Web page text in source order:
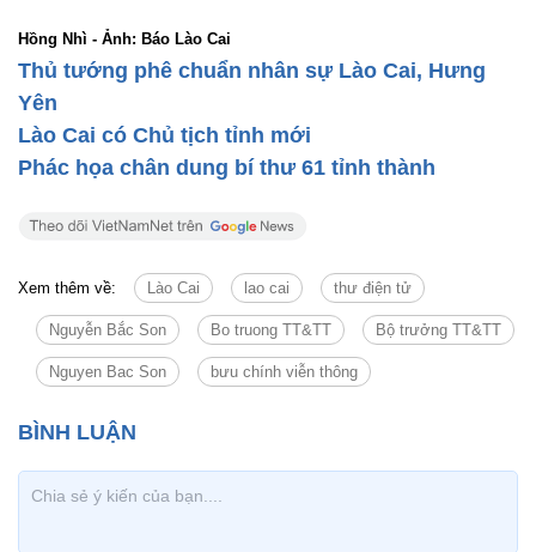
Hồng Nhì - Ảnh: Báo Lào Cai
Thủ tướng phê chuẩn nhân sự Lào Cai, Hưng
Yên
Lào Cai có Chủ tịch tỉnh mới
Phác họa chân dung bí thư 61 tỉnh thành
Xem thêm về: Lào Cai lao cai thư điện tử
Nguyễn Bắc Son Bo truong TT&TT Bộ trưởng TT&TT
Nguyen Bac Son bưu chính viễn thông